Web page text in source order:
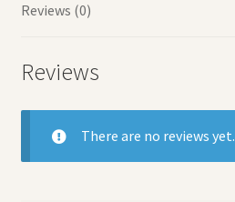
Reviews (0)
Reviews
There are no reviews yet.